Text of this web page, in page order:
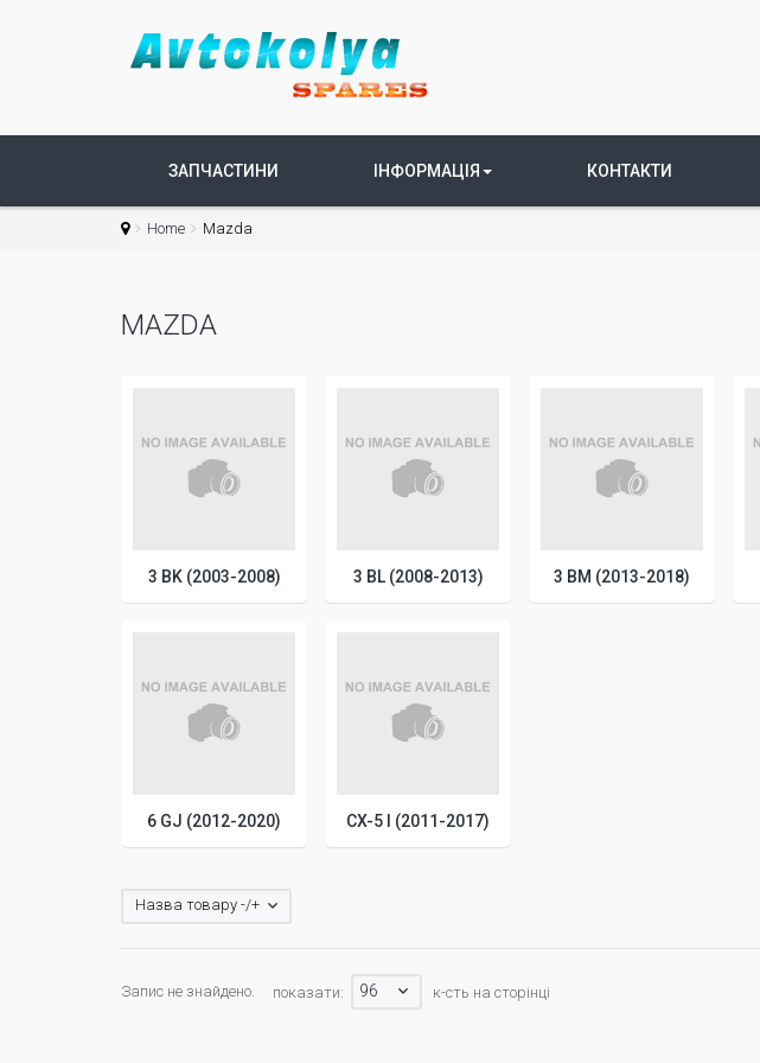
ЗАПЧАСТИНИ ІНФОРМАЦІЯ КОНТАКТИ
Home Mazda
MAZDA
3 BK (2003-2008) 3 BL (2008-2013) 3 BM (2013-2018)
6 GJ (2012-2020) CX-5 I (2011-2017)
Назва товару -/+
Запис не знайдено. показати: 96 к-сть на сторінці